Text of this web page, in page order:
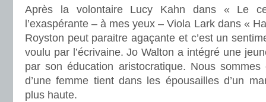
Après la volontaire Lucy Kahn dans « Le
l’exaspérante – à mes yeux – Viola Lark dans «
Royston peut paraitre agaçante et c’est un
voulu par l’écrivaine. Jo Walton a intégré une
par son éducation aristocratique. Nous
d’une femme tient dans les épousailles d’un
plus haute.